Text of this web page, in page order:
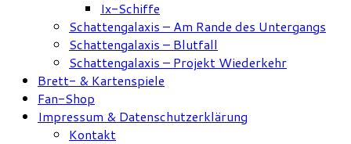
Ix-Schiffe
Schattengalaxis – Am Rande des Untergangs
Schattengalaxis – Blutfall
Schattengalaxis – Projekt Wiederkehr
Brett- & Kartenspiele
Fan-Shop
Impressum & Datenschutzerklärung
Kontakt